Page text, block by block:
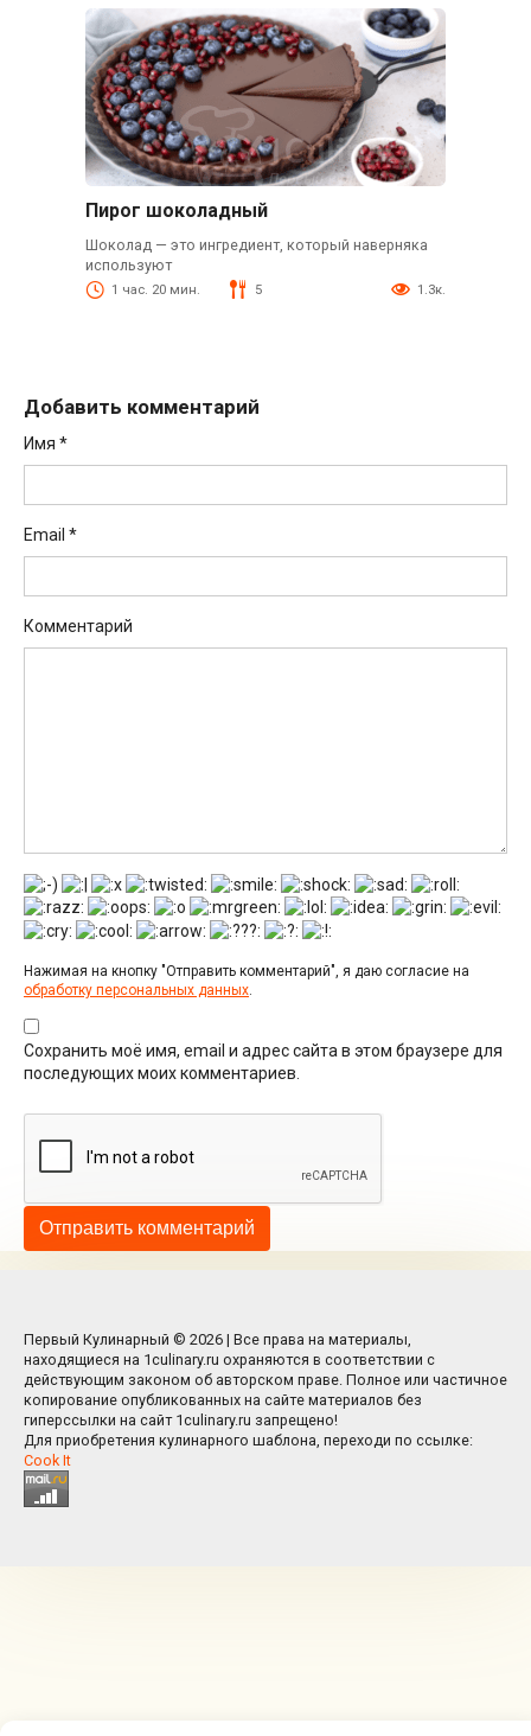
Пирог шоколадный
Шоколад — это ингредиент, который наверняка
используют
1 час. 20 мин. 5 1.3к.
Добавить комментарий
Имя *
Email *
Комментарий
Нажимая на кнопку "Отправить комментарий", я даю согласие на
обработку персональных данных.
Сохранить моё имя, email и адрес сайта в этом браузере для
последующих моих комментариев.
Первый Кулинарный © 2026 | Все права на материалы,
находящиеся на 1culinary.ru охраняются в соответствии с
действующим законом об авторском праве. Полное или частичное
копирование опубликованных на сайте материалов без
гиперссылки на сайт 1culinary.ru запрещено!
Для приобретения кулинарного шаблона, переходи по ссылке:
Cook It